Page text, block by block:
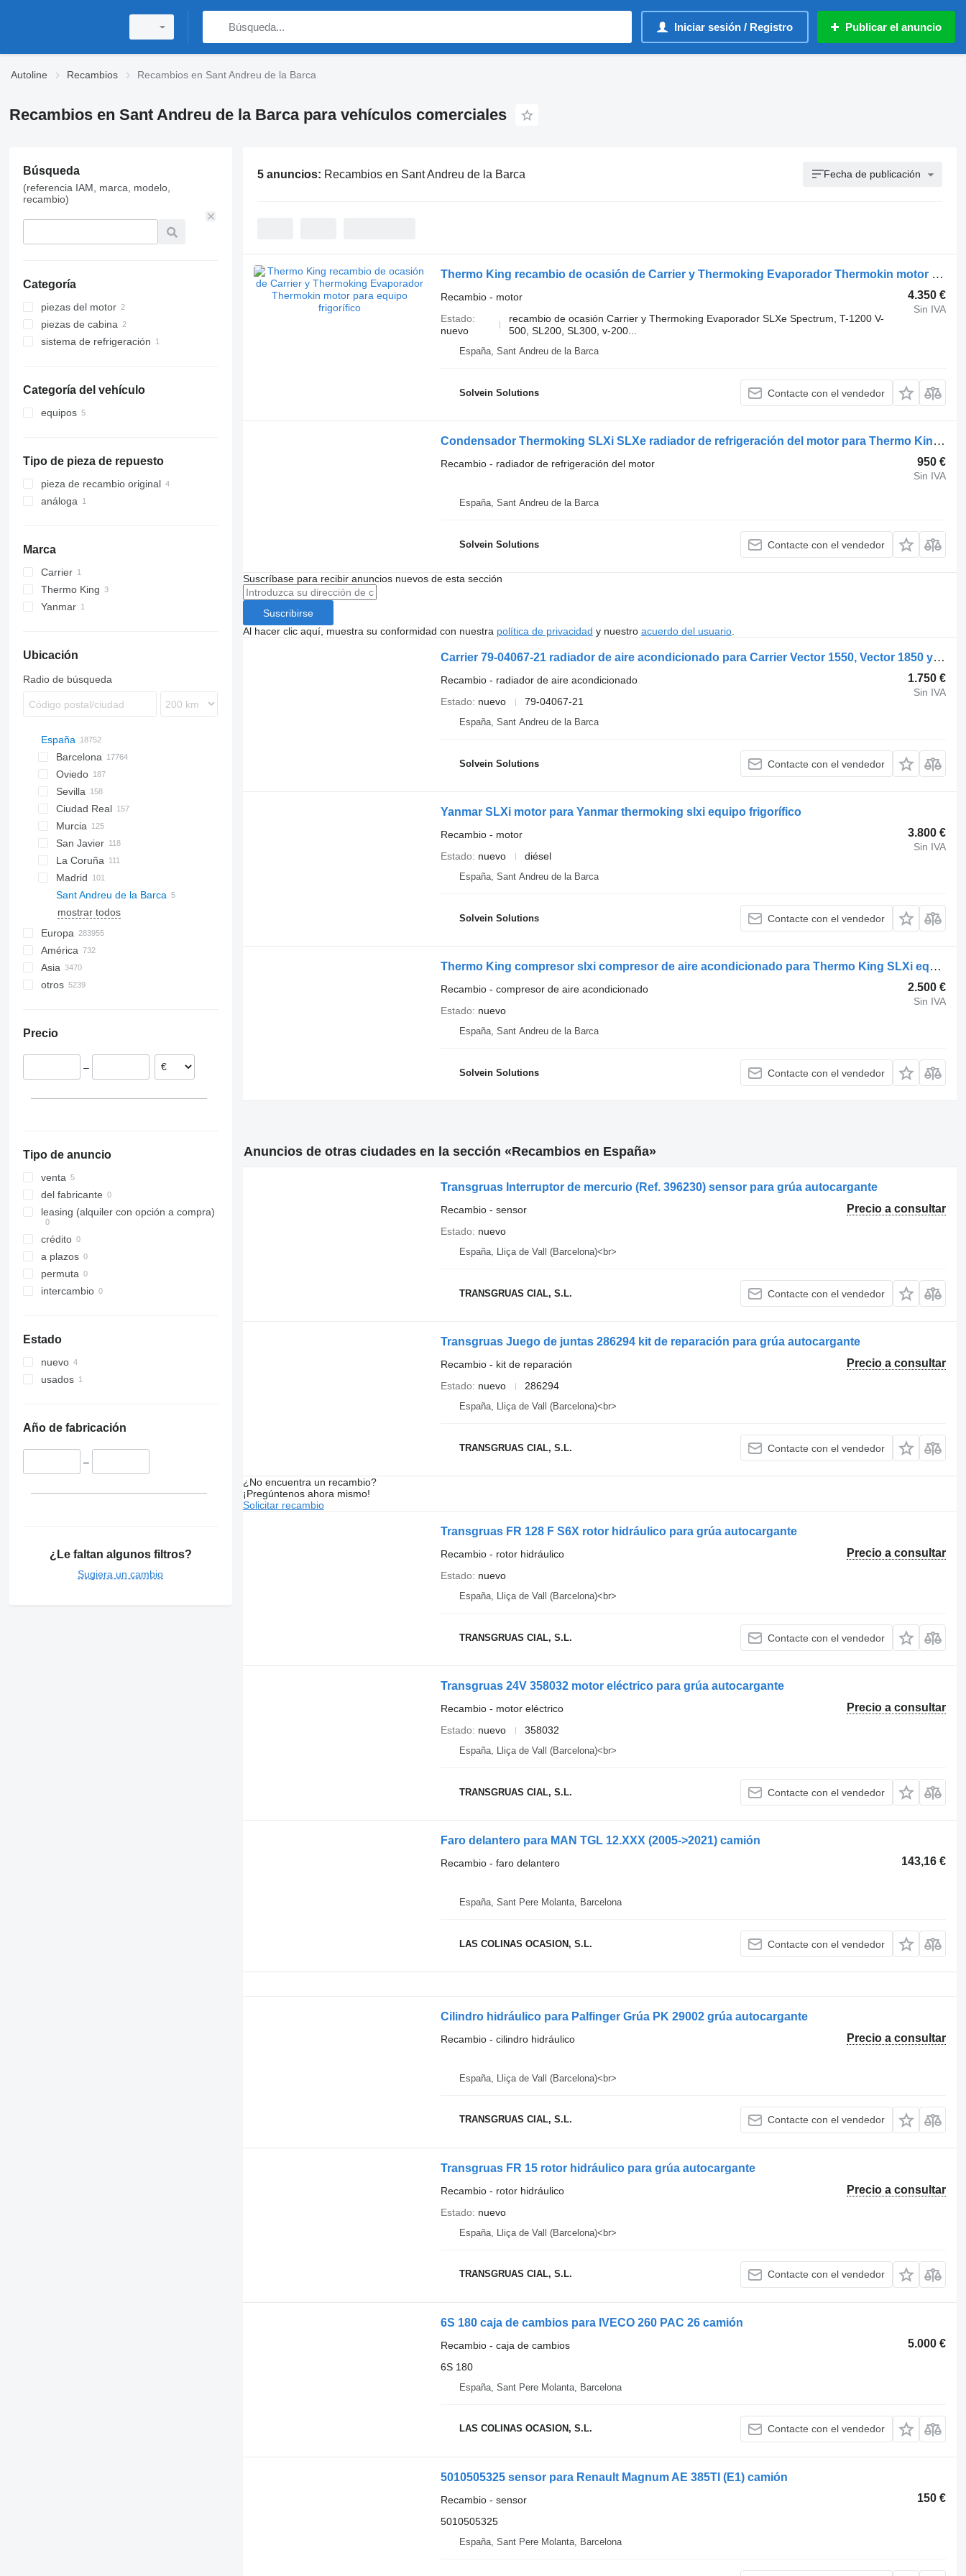
Iniciar sesión / Registro Publicar el anuncio
Autoline Recambios Recambios en Sant Andreu de la Barca
Recambios en Sant Andreu de la Barca para vehículos comerciales
Búsqueda
(referencia IAM, marca, modelo,
recambio)
Categoría
piezas del motor
motores
piezas de cabina
aires acondicionados y recambios
radiadores de aire
sistema de refrigeración
Categoría del vehículo
equipos
equipos frigoríficos
Tipo de pieza de repuesto
pieza de recambio original
análoga
Marca
Carrier
VECTOR
Thermo King
Yanmar
Ubicación
Radio de búsqueda
España
Barcelona
Oviedo
Sevilla
Ciudad Real
Murcia
San Javier
La Coruña
Madrid
Sant Andreu de la Barca
mostrar todos
Europa
Estonia
Rumanía
Polonia
Bélgica
Italia
América
México
EE. UU.
Asia
Turquía
Emiratos Árabes Unidos
Omán
otros
Brasil
Moldavia
Precio
–
Tipo de anuncio
venta
del fabricante
leasing (alquiler con opción a compra)
crédito
a plazos
permuta
intercambio
Estado
nuevo
usados
Año de fabricación
–
¿Le faltan algunos filtros?
Sugiera un cambio
5 anuncios: Recambios en Sant Andreu de la Barca Fecha de publicación
Thermo King recambio de ocasión de Carrier y Thermoking Evaporador Thermokin motor para equipo frigorífico
4.350 €
Sin IVA
Recambio - motor
Estado
nuevo
recambio de ocasión Carrier y Thermoking Evaporador SLXe Spectrum, T-1200 V-
500, SL200, SL300, v-200...
España, Sant Andreu de la Barca
Solvein Solutions Contacte con el vendedor
Condensador Thermoking SLXi SLXe radiador de refrigeración del motor para Thermo King SLXi SLXe equipo frigorífico
950 €
Sin IVA
Recambio - radiador de refrigeración del motor
España, Sant Andreu de la Barca
Solvein Solutions Contacte con el vendedor
Suscríbase para recibir anuncios nuevos de esta sección
Suscribirse
Al hacer clic aquí, muestra su conformidad con nuestra política de privacidad y nuestro acuerdo del usuario.
Carrier 79-04067-21 radiador de aire acondicionado para Carrier Vector 1550, Vector 1850 y vector 1950 equipo frigorífico
1.750 €
Sin IVA
Recambio - radiador de aire acondicionado
Estado
nuevo 79-04067-21
España, Sant Andreu de la Barca
Solvein Solutions Contacte con el vendedor
Yanmar SLXi motor para Yanmar thermoking slxi equipo frigorífico
3.800 €
Sin IVA
Recambio - motor
Estado
nuevo diésel
España, Sant Andreu de la Barca
Solvein Solutions Contacte con el vendedor
Thermo King compresor slxi compresor de aire acondicionado para Thermo King SLXi equipo frigorífico
2.500 €
Sin IVA
Recambio - compresor de aire acondicionado
Estado
nuevo
España, Sant Andreu de la Barca
Solvein Solutions Contacte con el vendedor
Anuncios de otras ciudades en la sección «Recambios en España»
Transgruas Interruptor de mercurio (Ref. 396230) sensor para grúa autocargante
Precio a consultar
Recambio - sensor
Estado
nuevo
España, Lliça de Vall (Barcelona)<br>
TRANSGRUAS CIAL, S.L. Contacte con el vendedor
Transgruas Juego de juntas 286294 kit de reparación para grúa autocargante
Precio a consultar
Recambio - kit de reparación
Estado
nuevo 286294
España, Lliça de Vall (Barcelona)<br>
TRANSGRUAS CIAL, S.L. Contacte con el vendedor
¿No encuentra un recambio?
¡Pregúntenos ahora mismo!
Solicitar recambio
Transgruas FR 128 F S6X rotor hidráulico para grúa autocargante
Precio a consultar
Recambio - rotor hidráulico
Estado
nuevo
España, Lliça de Vall (Barcelona)<br>
TRANSGRUAS CIAL, S.L. Contacte con el vendedor
Transgruas 24V 358032 motor eléctrico para grúa autocargante
Precio a consultar
Recambio - motor eléctrico
Estado
nuevo 358032
España, Lliça de Vall (Barcelona)<br>
TRANSGRUAS CIAL, S.L. Contacte con el vendedor
Faro delantero para MAN TGL 12.XXX (2005->2021) camión
143,16 €
Recambio - faro delantero
España, Sant Pere Molanta, Barcelona
LAS COLINAS OCASION, S.L. Contacte con el vendedor
Cilindro hidráulico para Palfinger Grúa PK 29002 grúa autocargante
Precio a consultar
Recambio - cilindro hidráulico
España, Lliça de Vall (Barcelona)<br>
TRANSGRUAS CIAL, S.L. Contacte con el vendedor
Transgruas FR 15 rotor hidráulico para grúa autocargante
Precio a consultar
Recambio - rotor hidráulico
Estado
nuevo
España, Lliça de Vall (Barcelona)<br>
TRANSGRUAS CIAL, S.L. Contacte con el vendedor
6S 180 caja de cambios para IVECO 260 PAC 26 camión
5.000 €
Recambio - caja de cambios
6S 180
España, Sant Pere Molanta, Barcelona
LAS COLINAS OCASION, S.L. Contacte con el vendedor
5010505325 sensor para Renault Magnum AE 385TI (E1) camión
150 €
Recambio - sensor
5010505325
España, Sant Pere Molanta, Barcelona